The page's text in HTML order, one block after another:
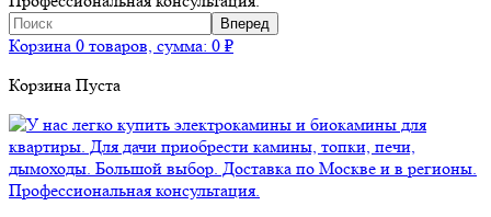
Корзина 0 товаров, сумма: 0 ₽
Корзина Пуста